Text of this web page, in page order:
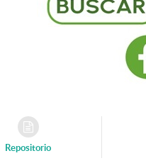
Repositorio